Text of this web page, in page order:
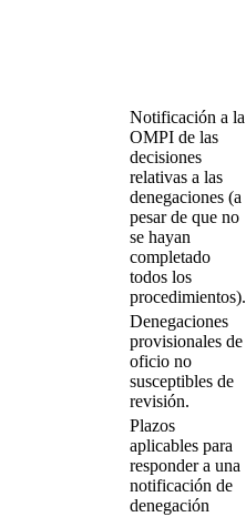
Notificación a la
OMPI de las
decisiones
relativas a las
denegaciones (a
pesar de que no
se hayan
completado
todos los
procedimientos).
Denegaciones
provisionales de
oficio no
susceptibles de
revisión.
Plazos
aplicables para
responder a una
notificación de
denegación